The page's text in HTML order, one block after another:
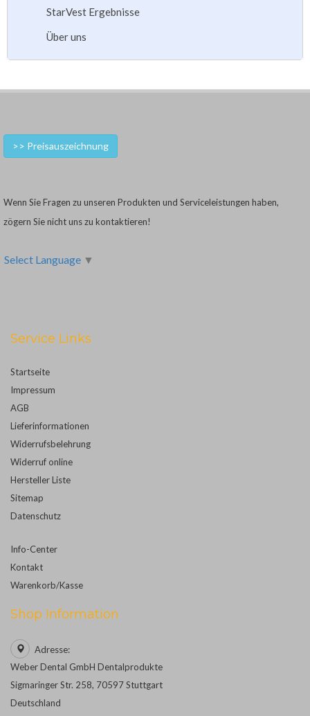
StarVest Ergebnisse
Über uns
>> Preisauszeichnung
Wenn Sie Fragen zu unseren Produkten und Serviceleistungen haben,
zögern Sie nicht uns zu kontaktieren!
Select Language ▼
Service Links
Startseite
Impressum
AGB
Lieferinformationen
Widerrufsbelehrung
Widerruf online
Hersteller Liste
Sitemap
Datenschutz
Info-Center
Kontakt
Warenkorb/Kasse
Shop Information
Adresse:
Weber Dental GmbH Dentalprodukte
Sigmaringer Str. 258, 70597 Stuttgart
Deutschland